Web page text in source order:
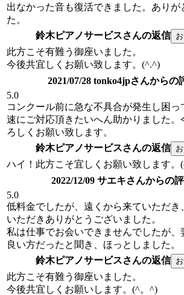
出なかった音も復活できました。ありが
た。
鈴木ピアノサービスさんの返信
此方こそ有難う御座いました。
今後共宜しくお願い致します。(^.^)
2021/07/28 tonko4jpさんからの
5.0
コンクール前に急な不具合が発生し困っ
速にご対応頂きたいへん助かりました。
ろしくお願い致します。
鈴木ピアノサービスさんの返信
ハイ！此方こそ宜しくお願い致します。
2022/12/09 サエキさんからの
5.0
低料金でしたが、遠くから来ていただき
いただきありがとうございました。
私は仕事でお会いできませんでしたが、
良い方だったと聞き、ほっとしました。
鈴木ピアノサービスさんの返信
此方こそ有難う御座いました。
今後共宜しくお願いします。(^。^)